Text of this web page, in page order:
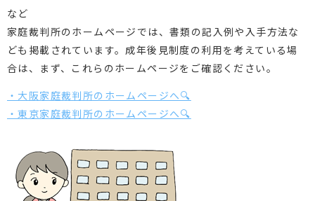
など
家庭裁判所のホームページでは、書類の記入例や入手方法な
ども掲載されています。成年後見制度の利用を考えている場
合は、まず、これらのホームページをご確認ください。
・大阪家庭裁判所のホームページへ🔍
・東京家庭裁判所のホームページへ🔍